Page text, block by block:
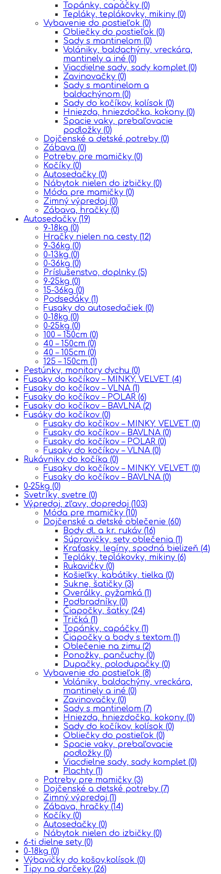
Topánky, capáčky (0)
Tepláky, teplákovky, mikiny (0)
Vybavenie do postieľok (0)
Obliečky do postieľok (0)
Sady s mantinelom (0)
Volániky, baldachýny, vreckára,
mantinely a iné (0)
Viacdielne sady, sady komplet (0)
Zavinovačky (0)
Sady s mantinelom a
baldachýnom (0)
Sady do kočíkov, kolísok (0)
Hniezda, hniezdočka, kokony (0)
Spacie vaky, prebaľovacie
podložky (0)
Dojčenské a detské potreby (0)
Zábava (0)
Potreby pre mamičky (0)
Kočíky (0)
Autosedačky (0)
Nábytok nielen do izbičky (0)
Móda pre mamičky (0)
Zimný výpredaj (0)
Zábava, hračky (0)
Autosedačky (19)
9-18kg (0)
Hračky nielen na cesty (12)
9-36kg (0)
0-13kg (0)
0-36kg (0)
Príslušenstvo, doplnky (5)
9-25kg (0)
15-36kg (0)
Podsedáky (1)
Fusaky do autosedačiek (0)
0-18kg (0)
0-25kg (0)
100 – 150cm (0)
40 – 150cm (0)
40 – 105cm (0)
125 – 150cm (1)
Pestúnky, monitory dychu (0)
Fusaky do kočíkov – MINKY, VELVET (4)
Fusaky do kočíkov – VLNA (1)
Fusaky do kočíkov – POLAR (6)
Fusaky do kočíkov – BAVLNA (2)
Fusáky do kočíkov (0)
Fusaky do kočíkov – MINKY, VELVET (0)
Fusaky do kočíkov – BAVLNA (0)
Fusaky do kočíkov – POLAR (0)
Fusaky do kočíkov – VLNA (0)
Rukávniky do kočíka (0)
Fusaky do kočíkov – MINKY, VELVET (0)
Fusaky do kočíkov – BAVLNA (0)
0-25kg (0)
Svetríky, svetre (0)
Výpredaj, zľavy, dopredaj (103)
Móda pre mamičky (10)
Dojčenské a detské oblečenie (60)
Body dl. a kr. rukáv (16)
Súpravičky, sety oblečenia (1)
Kraťasky, legíny, spodná bielizeň (4)
Tepláky, teplákovky, mikiny (6)
Rukavičky (0)
Košieľky, kabátiky, tielka (0)
Sukne, šatičky (3)
Overálky, pyžamká (1)
Podbradníky (0)
Čiapočky, šatky (24)
Tričká (1)
Topánky, capáčky (1)
Čiapočky a body s textom (1)
Oblečenie na zimu (2)
Ponožky, pančuchy (0)
Dupačky, polodupačky (0)
Vybavenie do postieľok (8)
Volániky, baldachýny, vreckára,
mantinely a iné (0)
Zavinovačky (0)
Sady s mantinelom (7)
Hniezda, hniezdočka, kokony (0)
Sady do kočíkov, kolísok (0)
Obliečky do postieľok (0)
Spacie vaky, prebaľovacie
podložky (0)
Viacdielne sady, sady komplet (0)
Plachty (1)
Potreby pre mamičky (3)
Dojčenské a detské potreby (7)
Zimný výpredaj (1)
Zábava, hračky (14)
Kočíky (0)
Autosedačky (0)
Nábytok nielen do izbičky (0)
6-ti dielne sety (0)
0-18kg (0)
Výbavičky do košov,kolísok (0)
Tipy na darčeky (26)